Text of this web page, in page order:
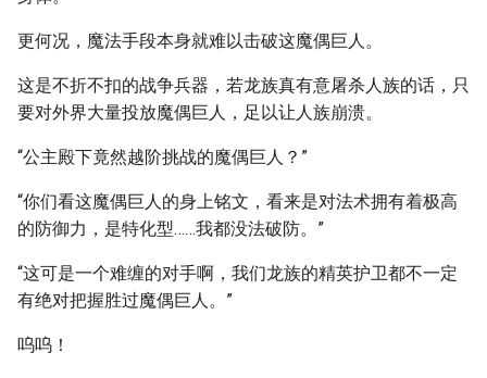
更何况，魔法手段本身就难以击破这魔偶巨人。
这是不折不扣的战争兵器，若龙族真有意屠杀人族的话，只
要对外界大量投放魔偶巨人，足以让人族崩溃。
“公主殿下竟然越阶挑战的魔偶巨人？”
“你们看这魔偶巨人的身上铭文，看来是对法术拥有着极高
的防御力，是特化型……我都没法破防。”
“这可是一个难缠的对手啊，我们龙族的精英护卫都不一定
有绝对把握胜过魔偶巨人。”
呜呜！